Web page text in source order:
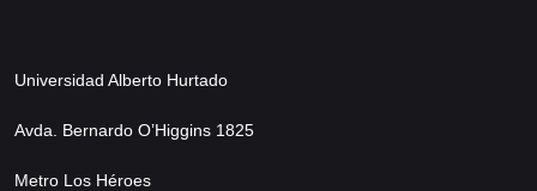
Universidad Alberto Hurtado
Avda. Bernardo O’Higgins 1825
Metro Los Héroes